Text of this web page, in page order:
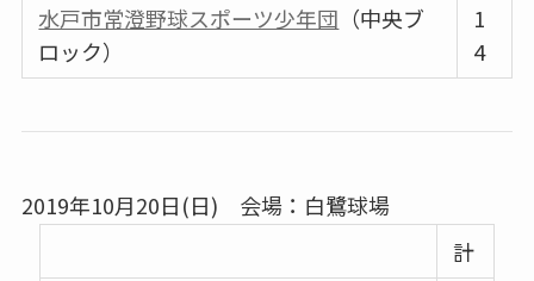
水戸市常澄野球スポーツ少年団 （中央ブ
ロック）
1
4
2019年10月20日(日) 会場：白鷺球場
計